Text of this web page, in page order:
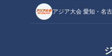
アジア大会 愛知・名
トマト 1個(150g)
モッツァレラチーズ 1個(80g)